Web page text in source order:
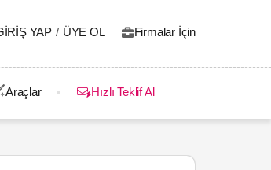
YAP / ÜYE OL Firmalar İçin
Araçlar Hızlı Teklif Al